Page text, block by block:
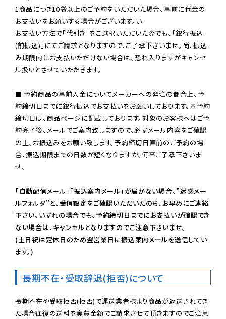
1商品につき10袋以上のご予約をいただいた場合、事前に代金の
お支払いをお願いする場合がございます。い
お支払い方法で「代引き」をご選択いただいた際でも、「銀行振込
(前振込)」にてご請求となりますので、ご了承下さいませ。尚、振込
み期限内にお支払いただけない場合は、恐れ入りますがキャンセ
ル扱いとさせていただきます。
■ 予約商品の事前入金についてメーカーへの発注の都合上、予
約締切日までに銀行振込でお支払いをお願いしております。※予約
締切日は、商品ページに記載しております。対象のお客様へはご予
約完了後、メールでご案内致しますので、必ずメール内容をご確認
の上、お振込みをお願い致します。予約締切日直前のご予約の場
合、振込期限までの日数が短くなりますが、何卒ご了承下さいま
せ。
「自動配信メール」「振込案内メール」が届かない場合、”迷惑メー
ルフォルダ”と、受信設定をご確認いただいたのち、お早めにご連絡
下さい。いずれの場合でも、予約締切日までにお支払いが確認でき
ない場合は、キャンセルとなりますのでご注意下さいませ。
(土日祝は定休日のため翌営業日に振込案内メールを送信してい
ます。)
長期不在・受取辞退(拒否)について
長期不在や受取拒否(拒否)で運送業者様より商品が返送されてき
た場合往復の送料を実費金額でご請求させて頂きますのでご注意